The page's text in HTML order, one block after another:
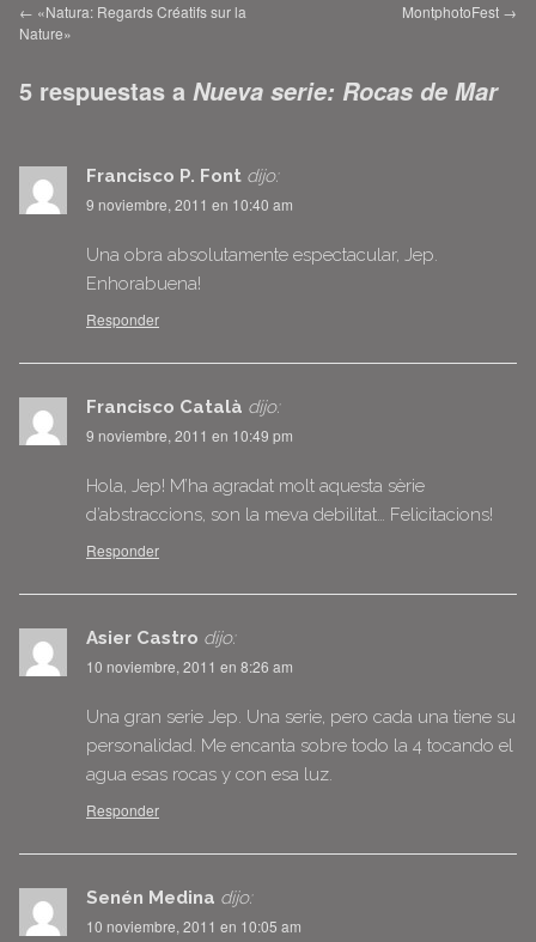
← «Natura: Regards Créatifs sur la
Nature»
MontphotoFest →
5 respuestas a Nueva serie: Rocas de Mar
Francisco P. Font dijo:
9 noviembre, 2011 en 10:40 am
Una obra absolutamente espectacular, Jep.
Enhorabuena!
Responder
Francisco Català dijo:
9 noviembre, 2011 en 10:49 pm
Hola, Jep! M’ha agradat molt aquesta sèrie
d’abstraccions, son la meva debilitat… Felicitacions!
Responder
Asier Castro dijo:
10 noviembre, 2011 en 8:26 am
Una gran serie Jep. Una serie, pero cada una tiene su
personalidad. Me encanta sobre todo la 4 tocando el
agua esas rocas y con esa luz.
Responder
Senén Medina dijo:
10 noviembre, 2011 en 10:05 am